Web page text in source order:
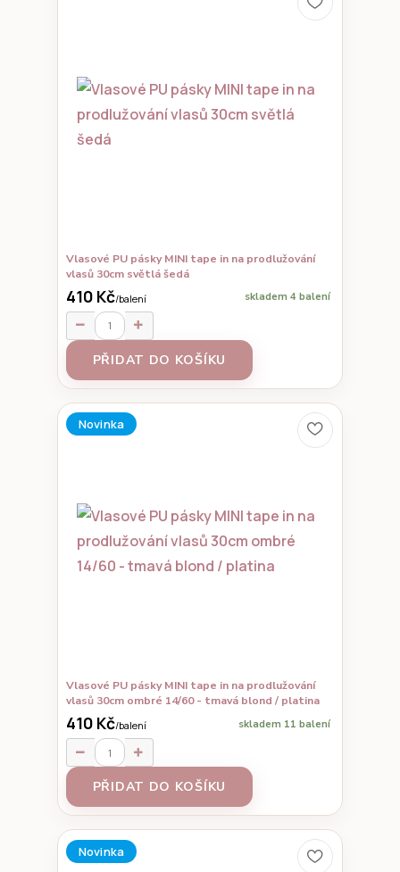
Vlasové PU pásky MINI tape in na prodlužování
vlasů 30cm světlá šedá
410 Kč/balení skladem 4 balení
PŘIDAT DO KOŠÍKU
Novinka
Vlasové PU pásky MINI tape in na prodlužování
vlasů 30cm ombré 14/60 - tmavá blond / platina
410 Kč/balení skladem 11 balení
PŘIDAT DO KOŠÍKU
Novinka